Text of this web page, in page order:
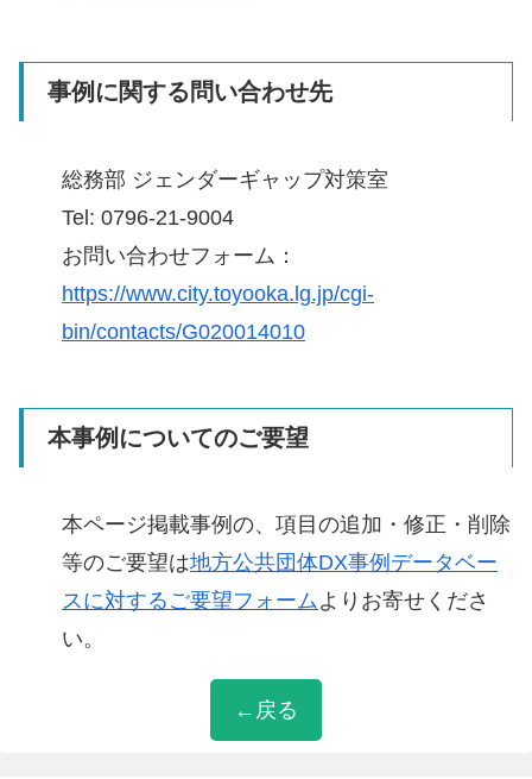
←戻る
事例に関する問い合わせ先
総務部 ジェンダーギャップ対策室
Tel: 0796-21-9004
お問い合わせフォーム：
https://www.city.toyooka.lg.jp/cgi-
bin/contacts/G020014010
本事例についてのご要望
本ページ掲載事例の、項目の追加・修正・削除
等のご要望は地方公共団体DX事例データベー
スに対するご要望フォーム よりお寄せくださ
い。